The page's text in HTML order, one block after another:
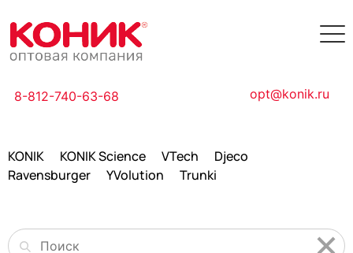
8-812-740-63-68 opt@konik.ru
KONIK KONIK Science VTech
Djeco
Ravensburger
YVolution Trunki